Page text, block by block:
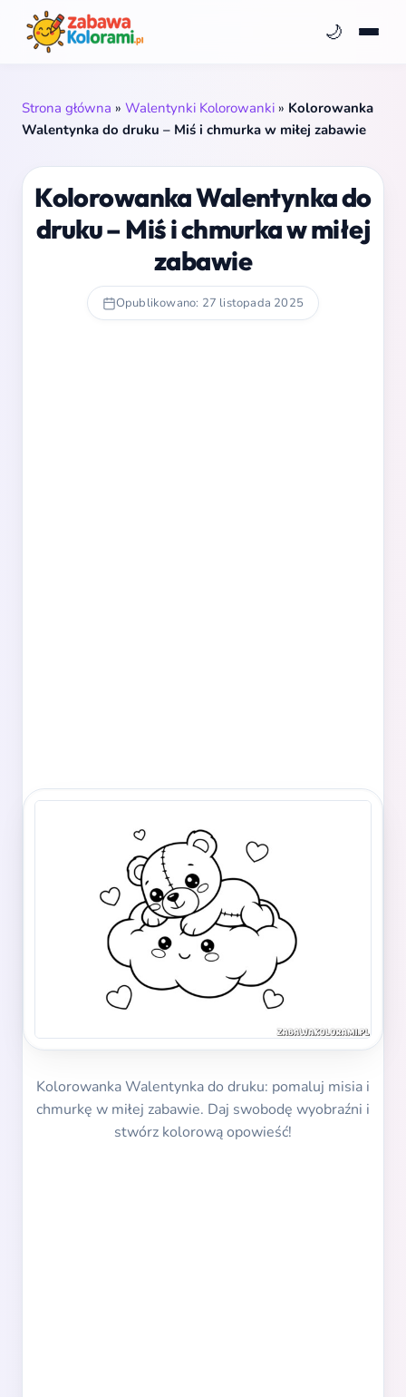
🌙
Strona główna » Walentynki Kolorowanki » Kolorowanka
Walentynka do druku – Miś i chmurka w miłej zabawie
Kolorowanka Walentynka do
druku – Miś i chmurka w miłej
zabawie
Opublikowano: 27 listopada 2025
Kolorowanka Walentynka do druku: pomaluj misia i
chmurkę w miłej zabawie. Daj swobodę wyobraźni i
stwórz kolorową opowieść!